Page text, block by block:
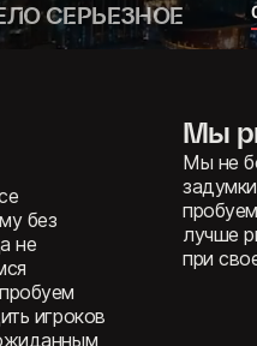
СЕРЬЕЗНОЕ
самых
им
прилагая
ключевой
Мы
Наша
явный